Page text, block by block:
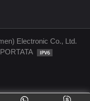
Electronic Co., Ltd.